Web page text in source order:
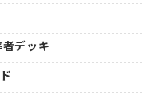
者デッキ